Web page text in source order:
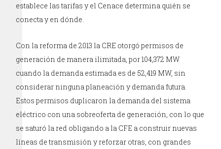
establece las tarifas y el Cenace determina quién se
conecta y en dónde.
Con la reforma de 2013 la CRE otorgó permisos de
generación de manera ilimitada, por 104,372 MW
cuando la demanda estimada es de 52,419 MW, sin
considerar ninguna planeación y demanda futura.
Estos permisos duplicaron la demanda del sistema
eléctrico con una sobreoferta de generación, con lo que
se saturó la red obligando a la CFE a construir nuevas
líneas de transmisión y reforzar otras, con grandes